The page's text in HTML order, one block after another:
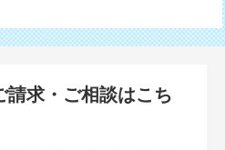
請求・ご相談はこち